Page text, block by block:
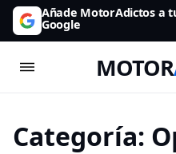
Añade MotorAdictos a
Google
MOTOR
Categoría: